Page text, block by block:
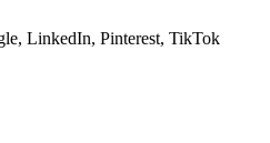
LinkedIn, Pinterest, TikTok